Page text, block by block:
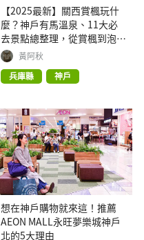
【2025最新】關西賞楓玩什
麼？神戶有馬溫泉、11大必
去景點總整理，從賞楓到泡湯
完整體驗
黃阿秋
兵庫縣
神戶
想在神戶購物就來這！推薦
AEON MALL永旺夢樂城神戶
北的5大理由